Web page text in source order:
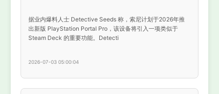
据业内爆料人士 Detective Seeds 称，索尼计划于2026年推
出新版 PlayStation Portal Pro，该设备将引入一项类似于
Steam Deck 的重要功能。Detecti
2026-07-03 05:00:04